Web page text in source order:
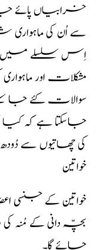
خرابیاں پائے
سے اُن کی
اِس سلسلے میں
مشکلات اور
سوالات کئے جا
جاسکتا ہے کہ
کی چھاتیوں سے
خواتین
خواتین کے جنسی
بچّہ دانی کے مُنہ
جائے گا۔